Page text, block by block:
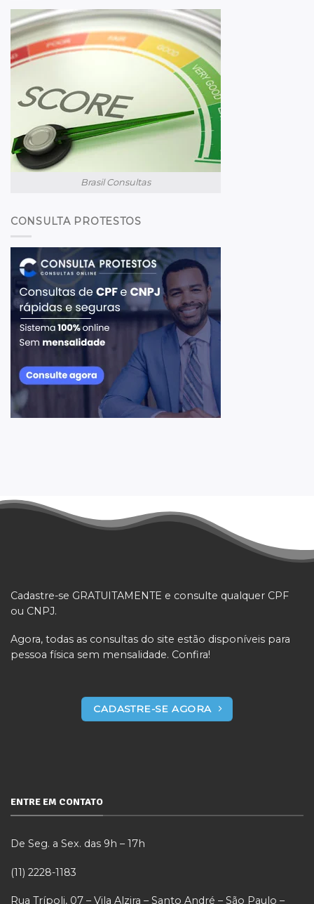
Brasil Consultas
CONSULTA PROTESTOS
Cadastre-se GRATUITAMENTE e consulte qualquer CPF
ou CNPJ.
Agora, todas as consultas do site estão disponíveis para
pessoa física sem mensalidade. Confira!
CADASTRE-SE AGORA
ENTRE EM CONTATO
De Seg. a Sex. das 9h – 17h
(11) 2228-1183
Rua Trípoli, 07 – Vila Alzira – Santo André – São Paulo –